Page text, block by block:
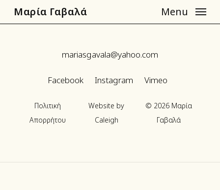
Skip
to
Μαρία Γαβαλά Menu
mariasgavala@yahoo.com
Facebook Instagram Vimeo
Πολιτική
Απορρήτου
Website by
Caleigh
© 2026 Μαρία
Γαβαλά